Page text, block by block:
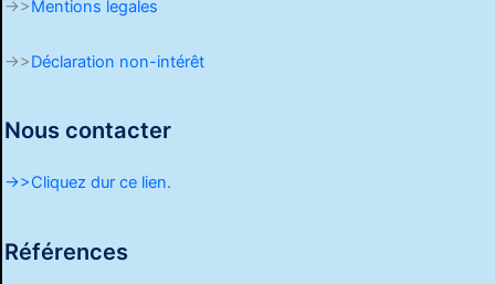
->>Mentions legales
->>Déclaration non-intérêt
Nous contacter
->>Cliquez dur ce lien.
Références